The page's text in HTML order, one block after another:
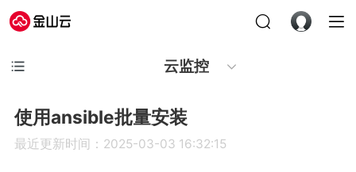
云监控
使用ansible批量安装
最近更新时间：2025-03-03 16:32:15